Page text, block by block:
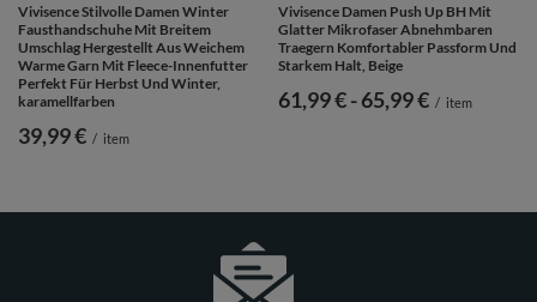
Vivisence Stilvolle Damen Winter
Fausthandschuhe Mit Breitem
Umschlag Hergestellt Aus Weichem
Warme Garn Mit Fleece-Innenfutter
Perfekt Für Herbst Und Winter,
karamellfarben
39,99 € / item
Vivisence Damen Push Up BH Mit
Glatter Mikrofaser Abnehmbaren
Traegern Komfortabler Passform Und
Starkem Halt, Beige
ab
61,99 €-bis
65,99 € / item